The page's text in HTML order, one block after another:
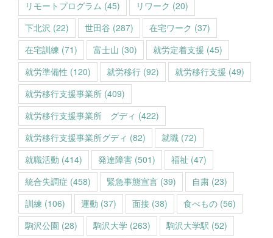
リモートプログラム (45) リワーク (20)
下北沢 (22) 世田谷 (287) 在宅ワーク (37)
在宅訓練 (71) 富士山 (30) 就労定着支援 (45)
就労準備性 (120) 就労移行 (92) 就労移行支援 (49)
就労移行支援事業所 (409)
就労移行支援事業所 グディ (422)
就労移行支援事業所グディ (82) 就職 (72)
就職活動 (414) 発達障害 (501) 福祉 (47)
統合失調症 (458) 緊急事態宣言 (39) 自粛 (23)
訓練 (106) 運動 (37) 面接 (38) 食べもの (56)
駒沢公園 (28) 駒沢大学 (263) 駒沢大学駅 (52)